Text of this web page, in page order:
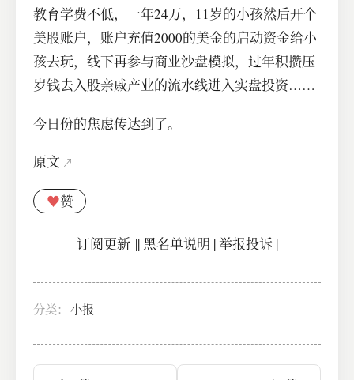
教育学费不低，一年24万，11岁的小孩然后开个
美股账户，账户充值2000的美金的启动资金给小
孩去玩，线下再参与商业沙盘模拟，过年积攒压
岁钱去入股亲戚产业的流水线进入实盘投资……
今日份的焦虑传达到了。
原文
♥赞
订阅更新||黑名单说明 |举报投诉 |
分类： 小报